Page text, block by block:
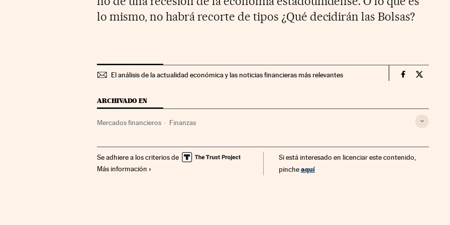
lo mismo, no habrá recorte de tipos ¿Qué decidirán las Bolsas?
El análisis de la actualidad económica y las noticias financieras más relevantes Mercados
ARCHIVADO EN
Mercados financieros Finanzas
Se adhiere a los criterios de
Más información
Si está interesado en licenciar este contenido,
pincheaquí